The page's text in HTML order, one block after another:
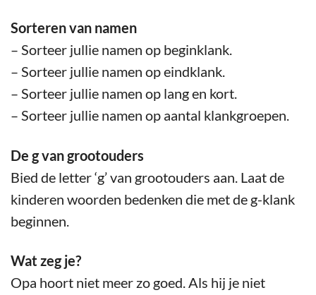
Sorteren van namen
– Sorteer jullie namen op beginklank.
– Sorteer jullie namen op eindklank.
– Sorteer jullie namen op lang en kort.
– Sorteer jullie namen op aantal klankgroepen.
De g van grootouders
Bied de letter ‘g’ van grootouders aan. Laat de
kinderen woorden bedenken die met de g-klank
beginnen.
Wat zeg je?
Opa hoort niet meer zo goed. Als hij je niet